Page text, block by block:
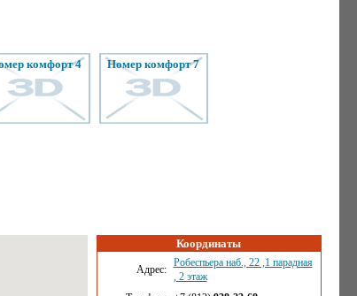
комфорт 4 номер комфорт 7
Координаты
Адрес:
Робеспьера наб., 22 ,1 парадная
, 2 этаж